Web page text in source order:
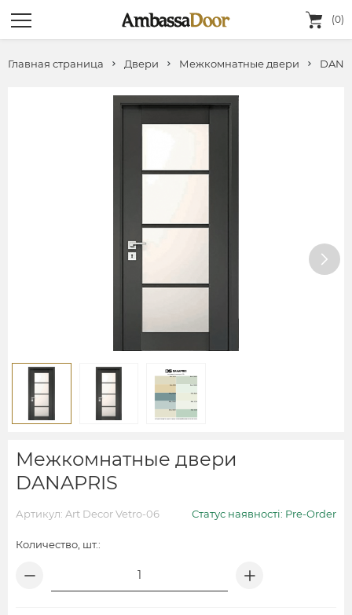
(0)
Главная страница Двери Межкомнатные двери
Межкомнатные двери
DANAPRIS
Артикул: Art Decor Vetro-06 Статус наявності: Pre-Order
Количество, шт.: